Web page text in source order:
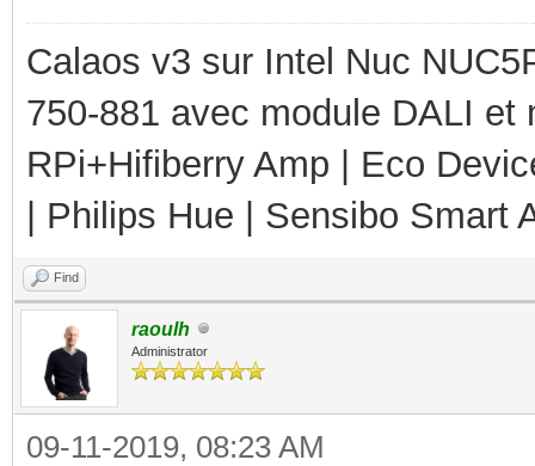
Calaos v3 sur Intel Nuc
750-881 avec module DALI
RPi+Hifiberry Amp | Eco
| Philips Hue | Sensibo Smart
Find
raoulh
Administrator
09-11-2019, 08:23 AM